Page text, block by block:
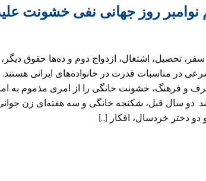
روز جهانی نفی خشونت
تحصیل، اشتغال، ازدواج دوم و ده‌ها حقوق دیگر،
در مناسبات قدرت در خانواده‌های ایرانی هستند.
و فرهنگ، خشونت خانگی را از امری مذموم به
دو سال قبل، شکنجه خانگی و سه هفته‌ای زن
دختر خردسال، افکار […]